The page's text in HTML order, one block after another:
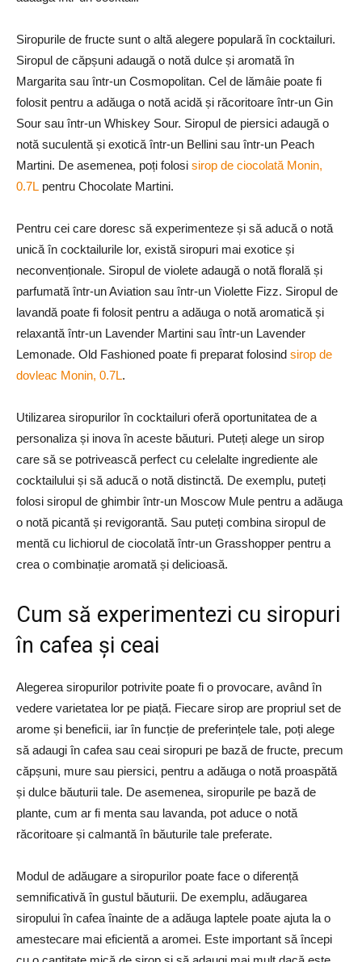
Siropurile de fructe sunt o altă alegere populară în cocktailuri.
Siropul de căpșuni adaugă o notă dulce și aromată în
Margarita sau într-un Cosmopolitan. Cel de lămâie poate fi
folosit pentru a adăuga o notă acidă și răcoritoare într-un Gin
Sour sau într-un Whiskey Sour. Siropul de piersici adaugă o
notă suculentă și exotică într-un Bellini sau într-un Peach
Martini. De asemenea, poți folosi sirop de ciocolată Monin,
0.7L pentru Chocolate Martini.
Pentru cei care doresc să experimenteze și să aducă o notă
unică în cocktailurile lor, există siropuri mai exotice și
neconvenționale. Siropul de violete adaugă o notă florală și
parfumată într-un Aviation sau într-un Violette Fizz. Siropul de
lavandă poate fi folosit pentru a adăuga o notă aromatică și
relaxantă într-un Lavender Martini sau într-un Lavender
Lemonade. Old Fashioned poate fi preparat folosind sirop de
dovleac Monin, 0.7L.
Utilizarea siropurilor în cocktailuri oferă oportunitatea de a
personaliza și inova în aceste băuturi. Puteți alege un sirop
care să se potrivească perfect cu celelalte ingrediente ale
cocktailului și să aducă o notă distinctă. De exemplu, puteți
folosi siropul de ghimbir într-un Moscow Mule pentru a adăuga
o notă picantă și revigorantă. Sau puteți combina siropul de
mentă cu lichiorul de ciocolată într-un Grasshopper pentru a
crea o combinație aromată și delicioasă.
Cum să experimentezi cu siropuri
în cafea și ceai
Alegerea siropurilor potrivite poate fi o provocare, având în
vedere varietatea lor pe piață. Fiecare sirop are propriul set de
arome și beneficii, iar în funcție de preferințele tale, poți alege
să adaugi în cafea sau ceai siropuri pe bază de fructe, precum
căpșuni, mure sau piersici, pentru a adăuga o notă proaspătă
și dulce băuturii tale. De asemenea, siropurile pe bază de
plante, cum ar fi menta sau lavanda, pot aduce o notă
răcoritoare și calmantă în băuturile tale preferate.
Modul de adăugare a siropurilor poate face o diferență
semnificativă în gustul băuturii. De exemplu, adăugarea
siropului în cafea înainte de a adăuga laptele poate ajuta la o
amestecare mai eficientă a aromei. Este important să începi